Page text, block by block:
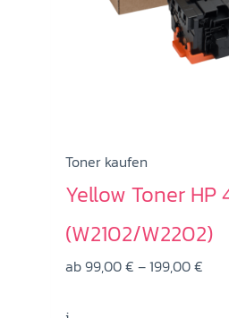
Toner kaufen
Yellow Toner HP
(W2102/W2202)
ab99,00€ –199,00€